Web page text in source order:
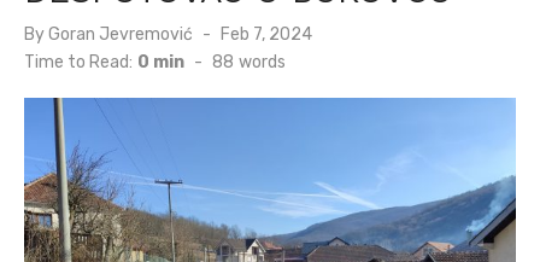
ByGoran Jevremović
Posted
on
Feb 7, 2024
Time to Read: 0 min - 88 words